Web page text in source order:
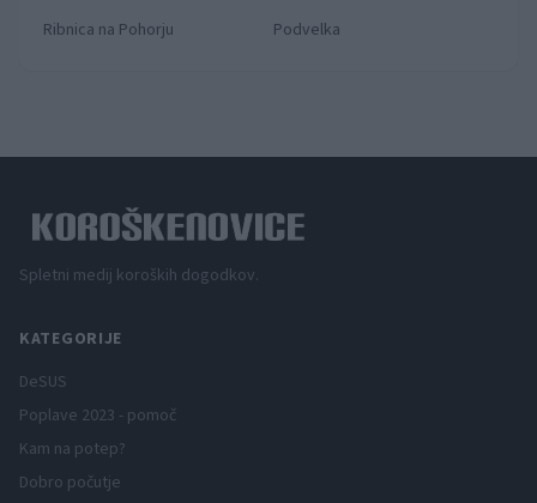
Ribnica na Pohorju
Podvelka
Spletni medij koroških dogodkov.
KATEGORIJE
DeSUS
Poplave 2023 - pomoč
Kam na potep?
Dobro počutje